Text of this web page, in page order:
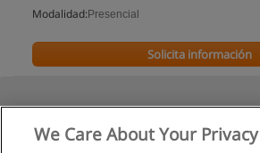
Modalidad: Presencial
Solicita información
We Care About Your Privacy